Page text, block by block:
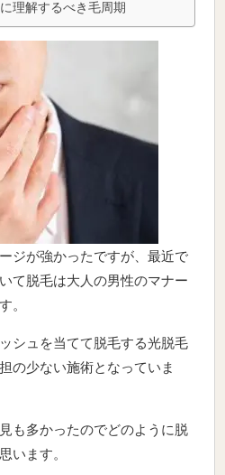
理解するべき毛周期
ジが強かったですが、最近で
て脱毛は大人の男性のマナー
。
シュを当てて脱毛する光脱毛
の少ない施術となっていま
も多かったのでどのように脱
います。